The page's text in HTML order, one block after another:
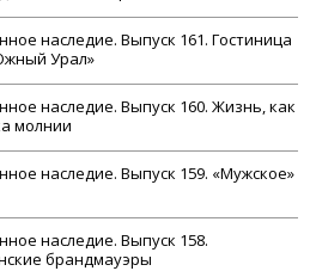
наследие. Выпуск 161. Гостиница
Урал»
наследие. Выпуск 160. Жизнь, как
молнии
наследие. Выпуск 159. «Мужское»
наследие. Выпуск 158.
брандмауэры